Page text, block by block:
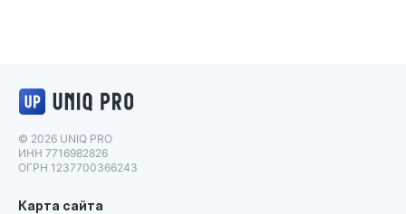
© 2026 UNIQ PRO
ИНН 7716982826
ОГРН 1237700366243
Карта сайта